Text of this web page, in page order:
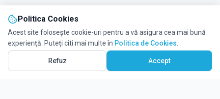
Politica Cookies
Acest site folosește cookie-uri pentru a vă asigura cea mai bună
experiență. Puteți citi mai multe în Politica de Cookies
Refuz Accept